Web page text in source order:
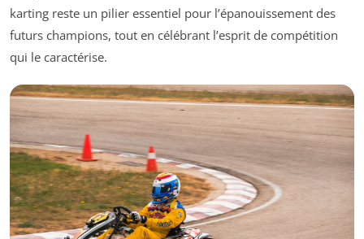
karting reste un pilier essentiel pour l’épanouissement des
futurs champions, tout en célébrant l’esprit de compétition
qui le caractérise.